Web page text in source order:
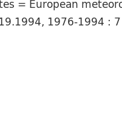
= European
1976-1994 :